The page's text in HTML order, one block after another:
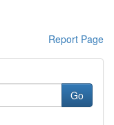
Report Page
Go